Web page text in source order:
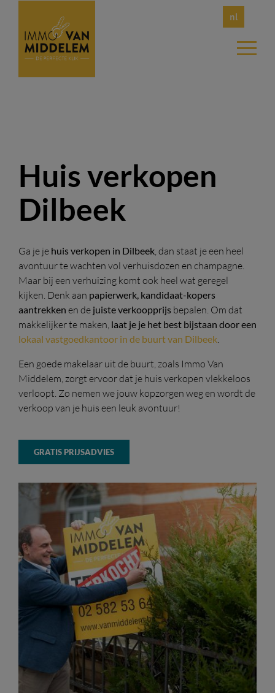
nl
Huis verkopen
Dilbeek
Ga je je huis verkopen in Dilbeek, dan staat je een heel
avontuur te wachten vol verhuisdozen en champagne.
Maar bij een verhuizing komt ook heel wat geregel
kijken. Denk aan papierwerk, kandidaat-kopers
aantrekken en de juiste verkoopprijs bepalen. Om dat
makkelijker te maken, laat je je het best bijstaan door een
lokaal vastgoedkantoor in de buurt van Dilbeek.
Een goede makelaar uit de buurt, zoals Immo Van
Middelem, zorgt ervoor dat je huis verkopen vlekkeloos
verloopt. Zo nemen we jouw kopzorgen weg en wordt de
verkoop van je huis een leuk avontuur!
GRATIS PRIJSADVIES